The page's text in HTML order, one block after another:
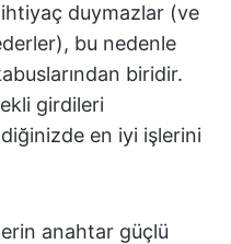
duymazlar (ve
bu nedenle
biridir.
girdileri
en iyi işlerini
anahtar güçlü